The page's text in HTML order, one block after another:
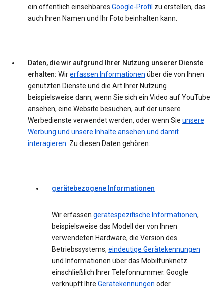
ein öffentlich einsehbares Google-Profil zu erstellen, das
auch Ihren Namen und Ihr Foto beinhalten kann.
Daten, die wir aufgrund Ihrer Nutzung unserer Dienste
erhalten: Wirerfassen Informationen über die von Ihnen
genutzten Dienste und die Art Ihrer Nutzung
beispielsweise dann, wenn Sie sich ein Video auf YouTube
ansehen, eine Website besuchen, auf der unsere
Werbedienste verwendet werden, oder wenn Sie unsere
Werbung und unsere Inhalte ansehen und damit
interagieren. Zu diesen Daten gehören:
gerätebezogene Informationen
Wir erfassen gerätespezifische Informationen,
beispielsweise das Modell der von Ihnen
verwendeten Hardware, die Version des
Betriebssystems, eindeutige Gerätekennungen
und Informationen über das Mobilfunknetz
einschließlich Ihrer Telefonnummer. Google
verknüpft Ihre Gerätekennungen oder